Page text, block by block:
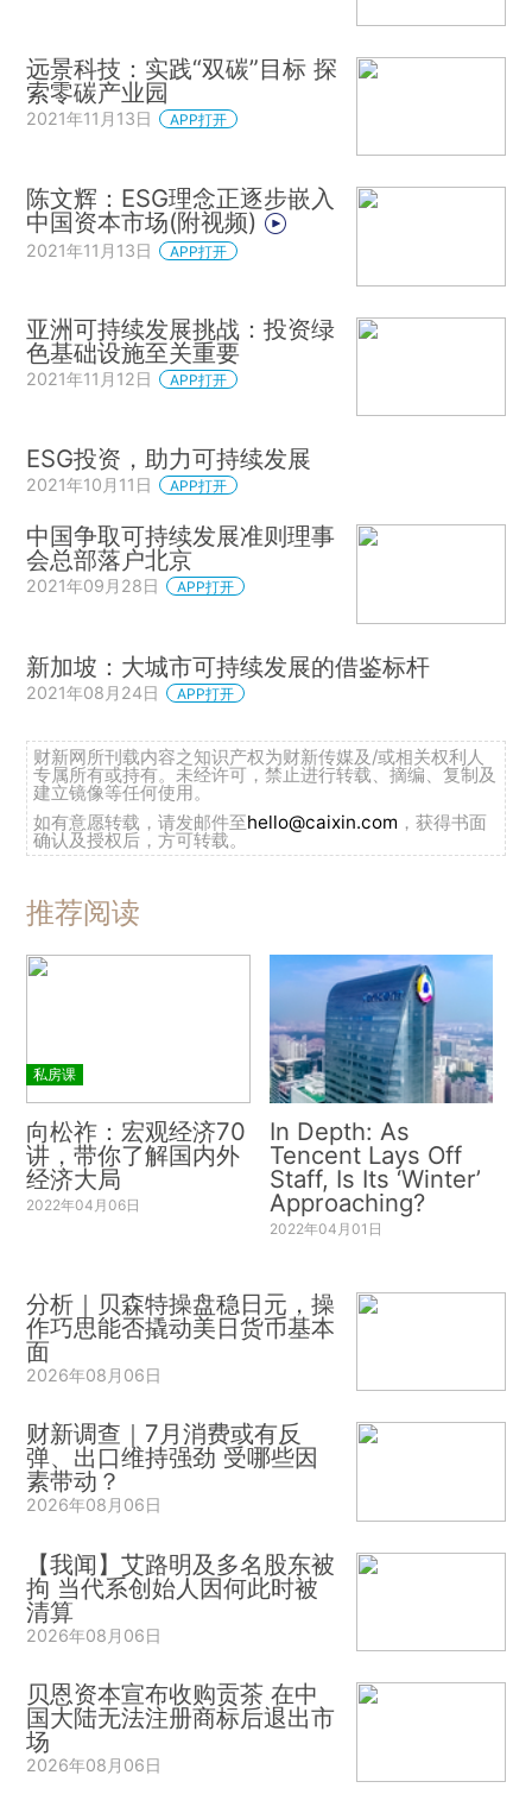
远景科技：实践“双碳”目标 探
索零碳产业园
2021年11月13日 APP打开
陈文辉：ESG理念正逐步嵌入
中国资本市场(附视频)
2021年11月13日 APP打开
亚洲可持续发展挑战：投资绿
色基础设施至关重要
2021年11月12日 APP打开
ESG投资，助力可持续发展
2021年10月11日 APP打开
中国争取可持续发展准则理事
会总部落户北京
2021年09月28日 APP打开
新加坡：大城市可持续发展的借鉴标杆
2021年08月24日 APP打开
财新网所刊载内容之知识产权为财新传媒及/或相关权利人
专属所有或持有。未经许可，禁止进行转载、摘编、复制及
建立镜像等任何使用。
如有意愿转载，请发邮件至hello@caixin.com ，获得书面
确认及授权后，方可转载。
推荐阅读
私房课
向松祚：宏观经济70
讲，带你了解国内外
经济大局
2022年04月06日
In Depth: As
Tencent Lays Off
Staff, Is Its ‘Winter’
Approaching?
2022年04月01日
分析｜贝森特操盘稳日元，操
作巧思能否撬动美日货币基本
面
2026年08月06日
财新调查｜7月消费或有反
弹、出口维持强劲 受哪些因
素带动？
2026年08月06日
【我闻】艾路明及多名股东被
拘 当代系创始人因何此时被
清算
2026年08月06日
贝恩资本宣布收购贡茶 在中
国大陆无法注册商标后退出市
场
2026年08月06日